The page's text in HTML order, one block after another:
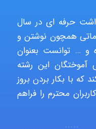
Poubakhtiari
Alirez0990
حرفه ای در سال
خدماتی همچون نوشتن و
و … توانست بعنوان
این رشته
با بکار بردن بروز
محترم را فراهم